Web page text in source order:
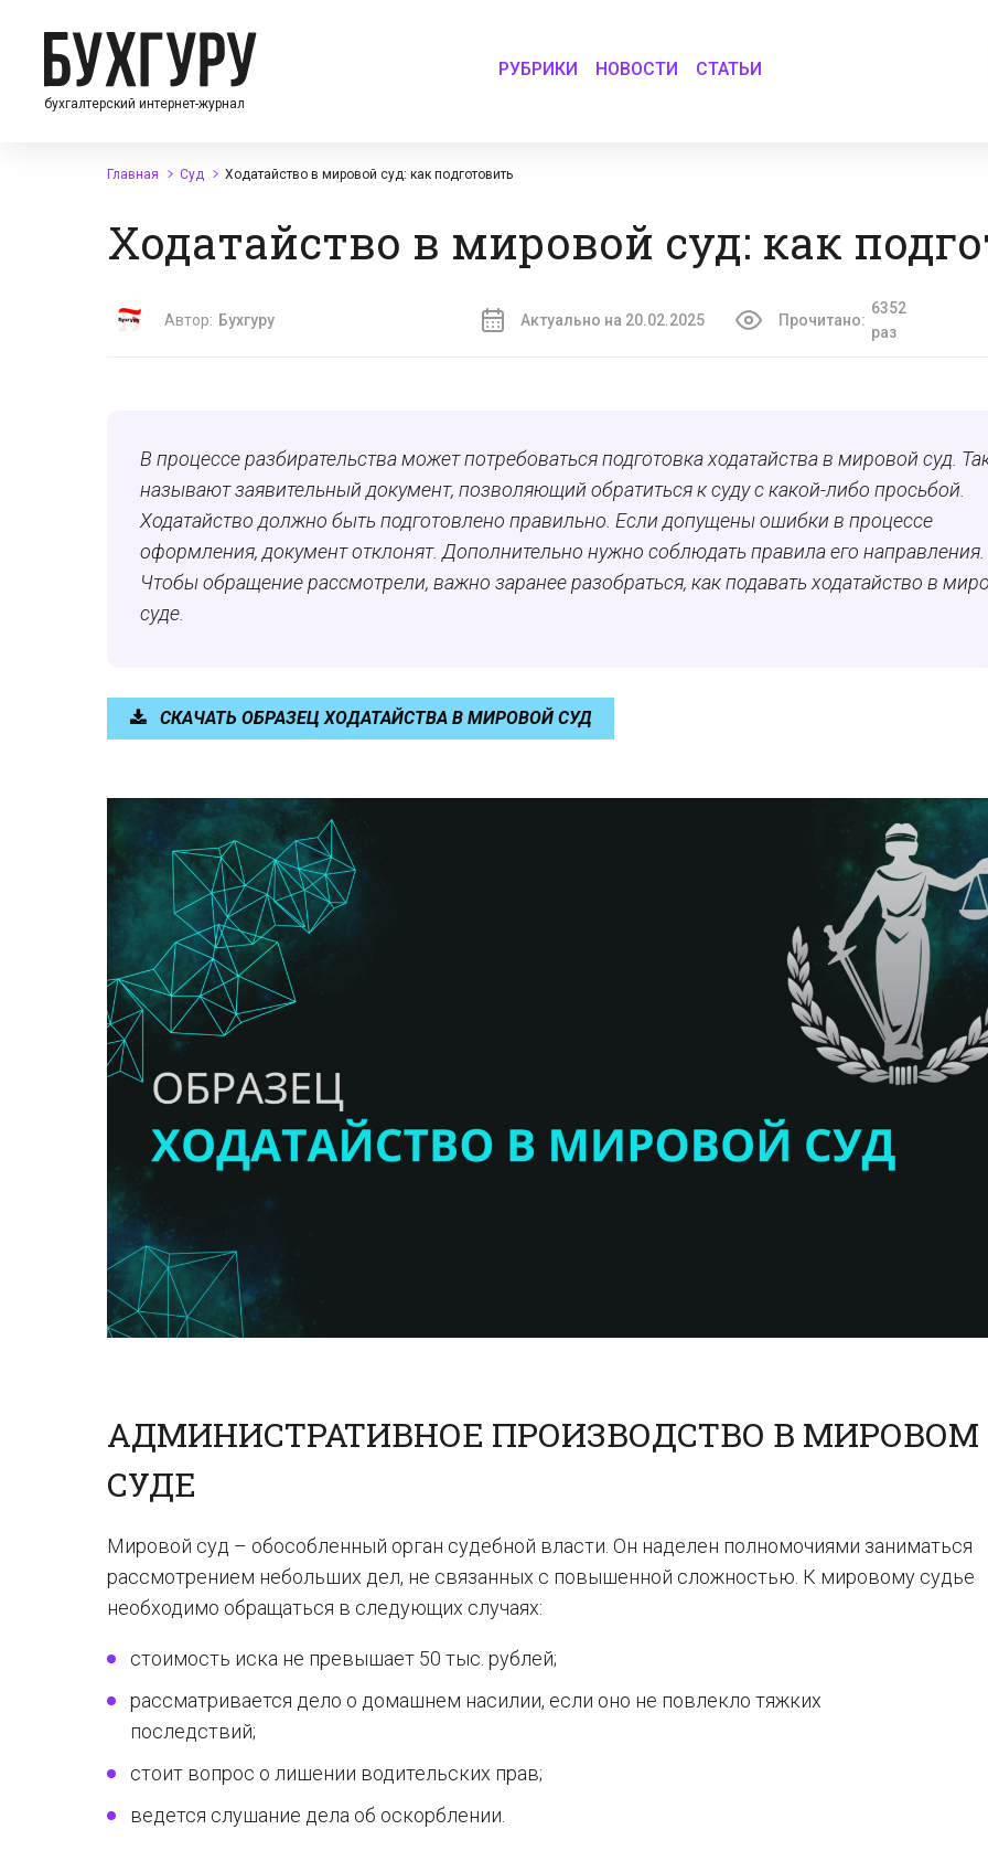
бухгалтерский интернет-журнал
РУБРИКИ НОВОСТИ СТАТЬИ
Главная Суд Ходатайство в мировой суд: как подготовить
Ходатайство в мировой суд: как
Автор: Бухгуру Актуально на 20.02.2025 Прочитано:
6352
раз
В процессе разбирательства может потребоваться подготовка ходатайства в мировой суд.
называют заявительный документ, позволяющий обратиться к суду с какой-либо просьбой.
Ходатайство должно быть подготовлено правильно. Если допущены ошибки в процессе
оформления, документ отклонят. Дополнительно нужно соблюдать правила его направления.
Чтобы обращение рассмотрели, важно заранее разобраться, как подавать ходатайство в
суде.
СКАЧАТЬ ОБРАЗЕЦ ХОДАТАЙСТВА В МИРОВОЙ СУД
АДМИНИСТРАТИВНОЕ ПРОИЗВОДСТВО В МИРОВОМ
СУДЕ
Мировой суд – обособленный орган судебной власти. Он наделен полномочиями заниматься
рассмотрением небольших дел, не связанных с повышенной сложностью. К мировому судье
необходимо обращаться в следующих случаях:
стоимость иска не превышает 50 тыс. рублей;
рассматривается дело о домашнем насилии, если оно не повлекло тяжких
последствий;
стоит вопрос о лишении водительских прав;
ведется слушание дела об оскорблении.